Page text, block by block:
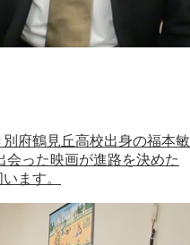
府鶴見丘高校出身の福本敏
会った映画が進路を決めた
ます。